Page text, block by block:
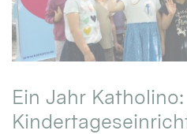
Ein Jahr